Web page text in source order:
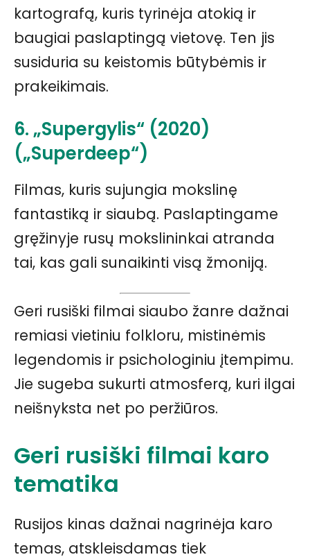
kartografą, kuris tyrinėja atokią ir
baugiai paslaptingą vietovę. Ten jis
susiduria su keistomis būtybėmis ir
prakeikimais.
6. „Supergylis“ (2020)
(„Superdeep“)
Filmas, kuris sujungia mokslinę
fantastiką ir siaubą. Paslaptingame
gręžinyje rusų mokslininkai atranda
tai, kas gali sunaikinti visą žmoniją.
Geri rusiški filmai siaubo žanre dažnai
remiasi vietiniu folkloru, mistinėmis
legendomis ir psichologiniu įtempimu.
Jie sugeba sukurti atmosferą, kuri ilgai
neišnyksta net po peržiūros.
Geri rusiški filmai karo
tematika
Rusijos kinas dažnai nagrinėja karo
temas, atskleisdamas tiek